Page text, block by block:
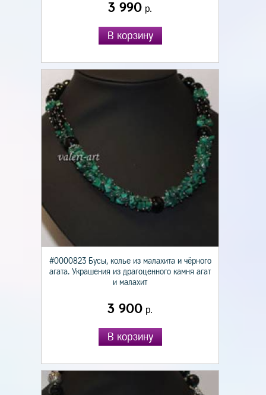
3 990 р.
В корзину
#0000823 Бусы, колье из малахита и чёрного
агата. Украшения из драгоценного камня агат
и малахит
3 900 р.
В корзину